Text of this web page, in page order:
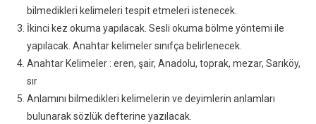
bilmedikleri kelimeleri tespit etmeleri istenecek.
İkinci kez okuma yapılacak. Sesli okuma bölme yöntemi ile
yapılacak. Anahtar kelimeler sınıfça belirlenecek.
Anahtar Kelimeler : eren, şair, Anadolu, toprak, mezar, Sarıköy,
sır
Anlamını bilmedikleri kelimelerin ve deyimlerin anlamları
bulunarak sözlük defterine yazılacak.